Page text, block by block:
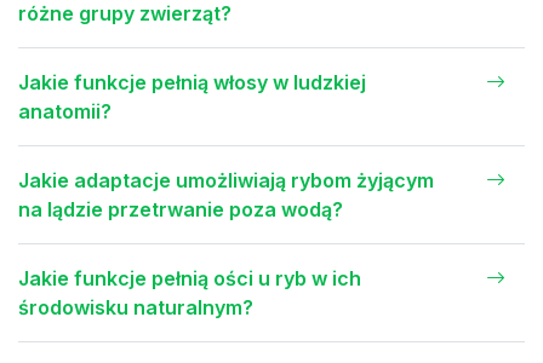
różne grupy zwierząt?
Jakie funkcje pełnią włosy w ludzkiej
anatomii?
Jakie adaptacje umożliwiają rybom żyjącym
na lądzie przetrwanie poza wodą?
Jakie funkcje pełnią ości u ryb w ich
środowisku naturalnym?